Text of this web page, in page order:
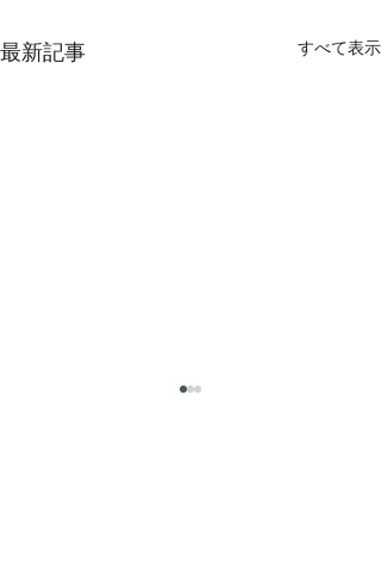
最新記事 すべて表示